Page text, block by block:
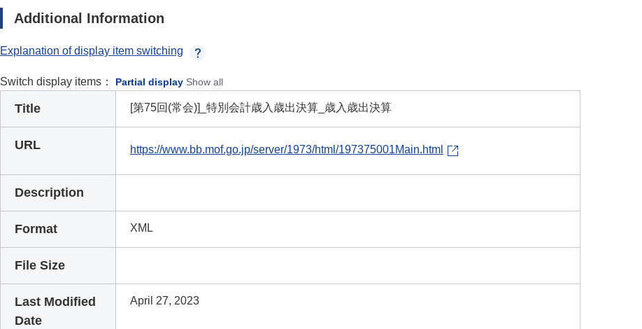
Additional Information
Explanation of display item switching
Switch display items： Partial display Show all
Title [第75回(常会)]_特別会計歳入歳出決算_歳入歳出決算
URL https://www.bb.mof.go.jp/server/1973/html/197375001Main.html
Description
Format XML
File Size
Last Modified
Date
April 27, 2023